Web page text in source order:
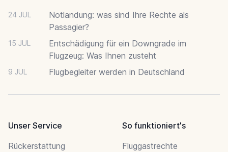
24 JUL
Notlandung: was sind Ihre Rechte als
Passagier?
15 JUL
Entschädigung für ein Downgrade im
Flugzeug: Was Ihnen zusteht
9 JUL Flugbegleiter werden in Deutschland
Unser Service
Rückerstattung
So funktioniert's
Fluggastrechte